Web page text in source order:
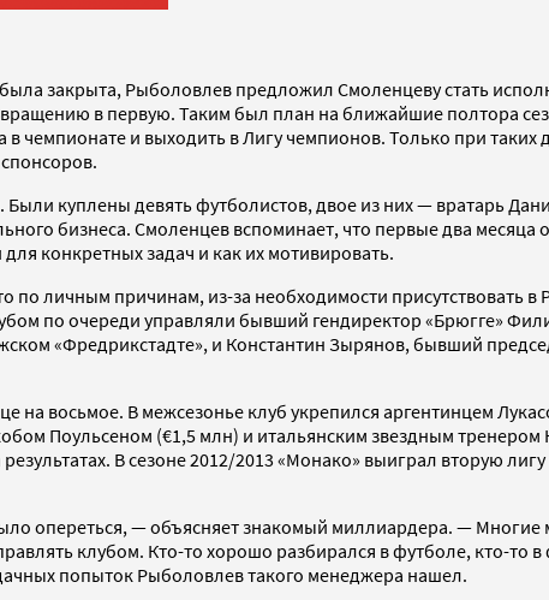
закрыта, Рыболовлев предложил Смоленцеву стать
в первую. Таким был план на ближайшие полтора
чемпионате и выходить в Лигу чемпионов. Только при таких
куплены девять футболистов, двое из них — вратарь
бизнеса. Смоленцев вспоминает, что первые два месяца
конкретных задач и как их мотивировать.
по личным причинам, из-за необходимости присутствовать в
по очереди управляли бывший гендиректор «Брюгге»
«Фредрикстадте», и Константин Зырянов, бывший
на восьмое. В межсезонье клуб укрепился аргентинцем
Поульсеном (€1,5 млн) и итальянским звездным тренером
В сезоне 2012/2013 «Монако» выиграл вторую
опереться, — объясняет знакомый миллиардера. —
клубом. Кто-то хорошо разбирался в футболе, кто-то
попыток Рыболовлев такого менеджера нашел.